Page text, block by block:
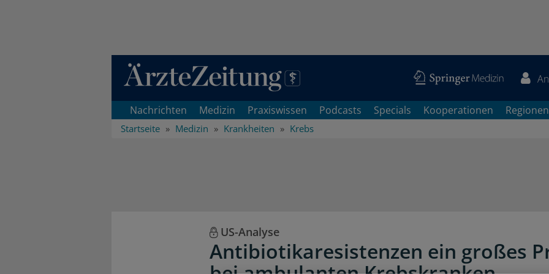
Direkt zum Inhaltsbereich
Nachrichten Medizin Praxiswissen Podcasts Specials Kooperationen Regionen
Startseite Medizin Krankheiten Krebs
US-Analyse
Antibiotikaresistenzen ein großes